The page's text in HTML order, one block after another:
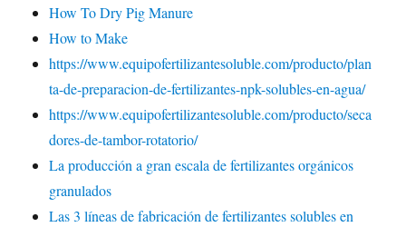
How To Dry Pig Manure
How to Make
https://www.equipofertilizantesoluble.com/producto/plan
ta-de-preparacion-de-fertilizantes-npk-solubles-en-agua/
https://www.equipofertilizantesoluble.com/producto/seca
dores-de-tambor-rotatorio/
La producción a gran escala de fertilizantes orgánicos
granulados
Las 3 líneas de fabricación de fertilizantes solubles en